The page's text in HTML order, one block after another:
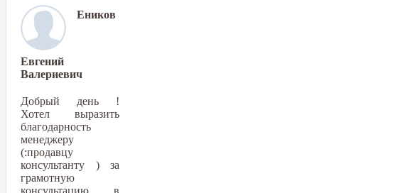
Еников
Евгений
Валериевич
Добрый день !
Хотел выразить
благодарность
менеджеру
(:продавцу
консультанту ) за
грамотную